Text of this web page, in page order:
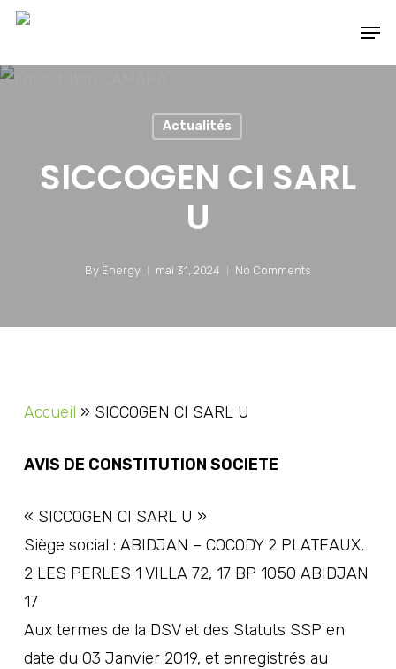
Skip
main
Actualités
SICCOGEN CI SARL
U
By Energy mai 31, 2024 No Comments
Accueil » SICCOGEN CI SARL U
AVIS DE CONSTITUTION SOCIETE
« SICCOGEN CI SARL U »
Siège social : ABIDJAN – COCODY 2 PLATEAUX,
2 LES PERLES 1 VILLA 72, 17 BP 1050 ABIDJAN
17
Aux termes de la DSV et des Statuts SSP en
date du 03 Janvier 2019, et enregistrés au